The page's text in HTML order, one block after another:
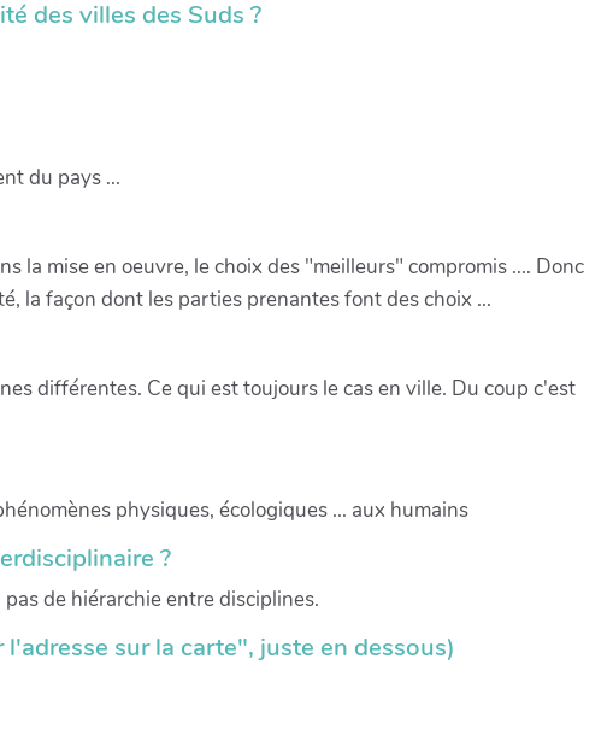
des villes des Suds ?
du pays ...
mise en oeuvre, le choix des "meilleurs" compromis .... Donc
la façon dont les parties prenantes font des choix ...
différentes. Ce qui est toujours le cas en ville. Du coup c'est
physiques, écologiques ... aux humains
?
de hiérarchie entre disciplines.
sur la carte", juste en dessous)